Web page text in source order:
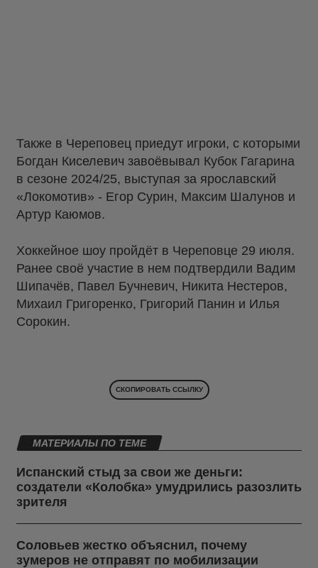
Также в Череповец приедут игроки, с которыми
Богдан Киселевич завоёвывал Кубок Гагарина
в сезоне 2024/25, выступая за ярославский
«Локомотив» - Егор Сурин, Максим Шалунов и
Артур Каюмов.
Хоккейное шоу пройдёт в Череповце 29 июля.
Ранее своё участие в нем подтвердили Вадим
Шипачёв, Павел Бучневич, Никита Нестеров,
Михаил Григоренко, Григорий Панин и Илья
Сорокин.
СКОПИРОВАТЬ ССЫЛКУ
МАТЕРИАЛЫ ПО ТЕМЕ
Испанский стыд за свои же деньги:
создатели «Колобка» умудрились разозлить
зрителя
Соловьев жестко объяснил, почему
зумеров не отправят по мобилизации